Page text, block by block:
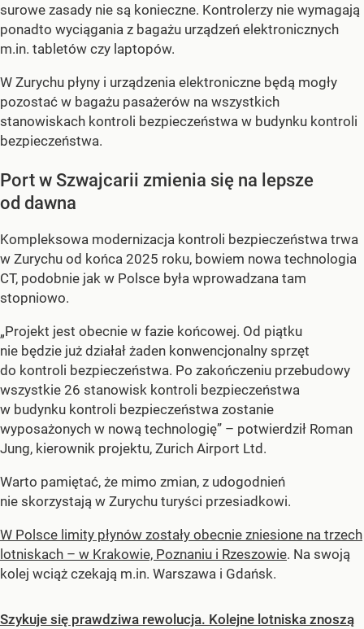
surowe zasady nie są konieczne. Kontrolerzy nie wymagają
ponadto wyciągania z bagażu urządzeń elektronicznych
m.in. tabletów czy laptopów.
W Zurychu płyny i urządzenia elektroniczne będą mogły
pozostać w bagażu pasażerów na wszystkich
stanowiskach kontroli bezpieczeństwa w budynku kontroli
bezpieczeństwa.
Port w Szwajcarii zmienia się na lepsze
od dawna
Kompleksowa modernizacja kontroli bezpieczeństwa trwa
w Zurychu od końca 2025 roku, bowiem nowa technologia
CT, podobnie jak w Polsce była wprowadzana tam
stopniowo.
„Projekt jest obecnie w fazie końcowej. Od piątku
nie będzie już działał żaden konwencjonalny sprzęt
do kontroli bezpieczeństwa. Po zakończeniu przebudowy
wszystkie 26 stanowisk kontroli bezpieczeństwa
w budynku kontroli bezpieczeństwa zostanie
wyposażonych w nową technologię” – potwierdził Roman
Jung, kierownik projektu, Zurich Airport Ltd.
Warto pamiętać, że mimo zmian, z udogodnień
nie skorzystają w Zurychu turyści przesiadkowi.
W Polsce limity płynów zostały obecnie zniesione na trzech
lotniskach – w Krakowie, Poznaniu i Rzeszowie. Na swoją
kolej wciąż czekają m.in. Warszawa i Gdańsk.
Szykuje się prawdziwa rewolucja. Kolejne lotniska znoszą